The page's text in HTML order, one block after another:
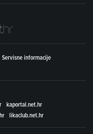
Servisne informacije
kaportal.net.hr
likaclub.net.hr